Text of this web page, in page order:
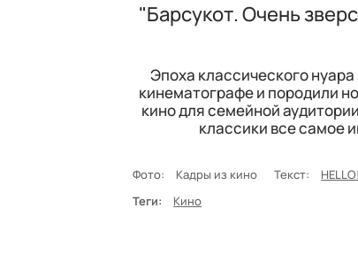
"Барсукот. Очень
Эпоха классического
кинематографе и породили
кино для семейной
классики все самое
Фото: Кадры из кино Текст: HELLO!
Теги:
Кино